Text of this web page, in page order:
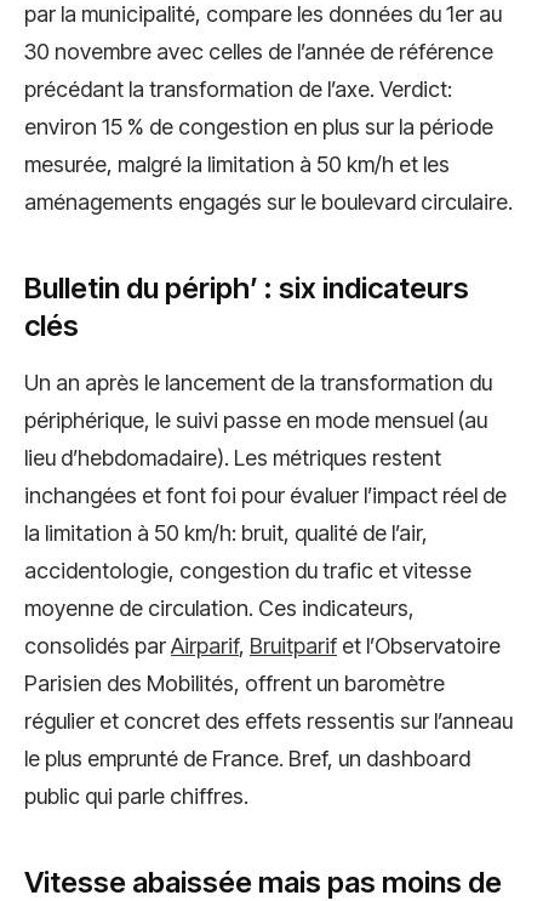
par la municipalité, compare les données du 1er au
30 novembre avec celles de l’année de référence
précédant la transformation de l’axe. Verdict:
environ 15 % de congestion en plus sur la période
mesurée, malgré la limitation à 50 km/h et les
aménagements engagés sur le boulevard circulaire.
Bulletin du périph’ : six indicateurs
clés
Un an après le lancement de la transformation du
périphérique, le suivi passe en mode mensuel (au
lieu d’hebdomadaire). Les métriques restent
inchangées et font foi pour évaluer l’impact réel de
la limitation à 50 km/h: bruit, qualité de l’air,
accidentologie, congestion du trafic et vitesse
moyenne de circulation. Ces indicateurs,
consolidés parAirparif, Bruitparif et l’Observatoire
Parisien des Mobilités, offrent un baromètre
régulier et concret des effets ressentis sur l’anneau
le plus emprunté de France. Bref, un dashboard
public qui parle chiffres.
Vitesse abaissée mais pas moins de